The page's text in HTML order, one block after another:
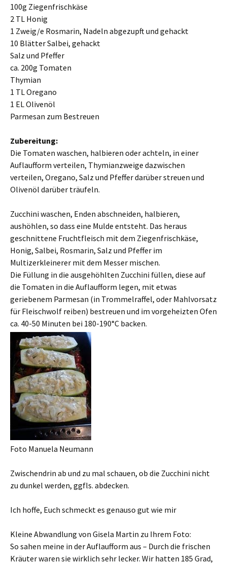
100g Ziegenfrischkäse
2 TL Honig
1 Zweig/e Rosmarin, Nadeln abgezupft und gehackt
10 Blätter Salbei, gehackt
Salz und Pfeffer
ca. 200g Tomaten
Thymian
1 TL Oregano
1 EL Olivenöl
Parmesan zum Bestreuen
Zubereitung:
Die Tomaten waschen, halbieren oder achteln, in einer
Auflaufform verteilen, Thymianzweige dazwischen
verteilen, Oregano, Salz und Pfeffer darüber streuen und
Olivenöl darüber träufeln.
Zucchini waschen, Enden abschneiden, halbieren,
aushöhlen, so dass eine Mulde entsteht. Das heraus
geschnittene Fruchtfleisch mit dem Ziegenfrischkäse,
Honig, Salbei, Rosmarin, Salz und Pfeffer im
Multizerkleinerer mit dem Messer mischen.
Die Füllung in die ausgehöhlten Zucchini füllen, diese auf
die Tomaten in die Auflaufform legen, mit etwas
geriebenem Parmesan (in Trommelraffel, oder Mahlvorsatz
für Fleischwolf reiben) bestreuen und im vorgeheizten Ofen
ca. 40-50 Minuten bei 180-190°C backen.
Foto Manuela Neumann
Zwischendrin ab und zu mal schauen, ob die Zucchini nicht
zu dunkel werden, ggfls. abdecken.
Ich hoffe, Euch schmeckt es genauso gut wie mir
Kleine Abwandlung von Gisela Martin zu Ihrem Foto:
So sahen meine in der Auflaufform aus – Durch die frischen
Kräuter waren sie wirklich sehr lecker. Wir hatten 185 Grad,